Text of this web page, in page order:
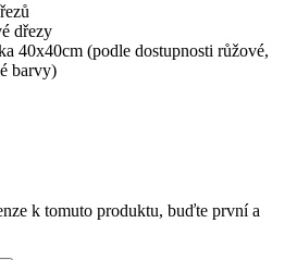
dřezy
40x40cm (podle dostupnosti růžové,
barvy)
k tomuto produktu, buďte první a